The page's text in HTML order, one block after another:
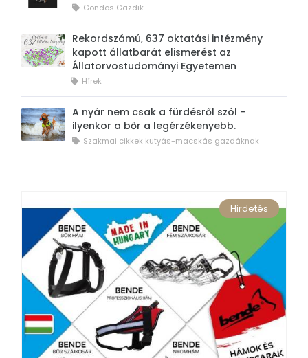
Gondos Gazdik
Rekordszámú, 637 oktatási intézmény
kapott állatbarát elismerést az
Állatorvostudományi Egyetemen
Hírek
A nyár nem csak a fürdésről szól –
ilyenkor a bőr a legérzékenyebb.
Szakmai cikkek kutyás-macskás gazdáknak
Hirdetés